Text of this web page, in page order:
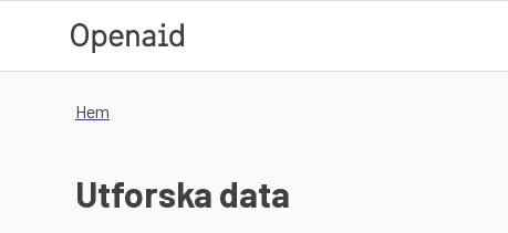
Hem
Utforska data